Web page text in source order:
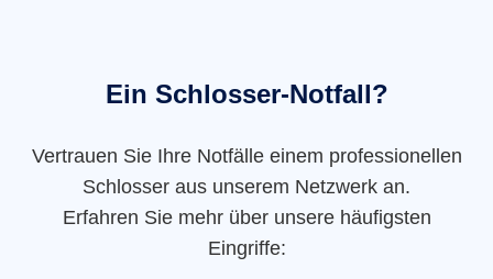
Ein Schlosser-Notfall?
Vertrauen Sie Ihre Notfälle einem professionellen
Schlosser aus unserem Netzwerk an.
Erfahren Sie mehr über unsere häufigsten
Eingriffe: